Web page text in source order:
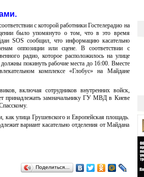
с которой работники Гостелерадио на
было упомянуто о том, что в это время
SOS сообщил, что информацию касательно
оппозиции или сцене. В соответствии с
радио, которое расположилось на улице
покинуть рабочие места до 16:00. Вместе
комплексе «Глобус» на Майдане
включая сотрудников внутренних войск,
принадлежать замначальнику ГУ МВД в Киеве
как улица Грушевского и Европейская площадь.
вариант касательно отделения от Майдана
Поделиться…